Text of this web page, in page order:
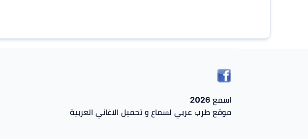
اسمع 2026
موقع طرب عربي لسماع و تحميل الاغاني العربية